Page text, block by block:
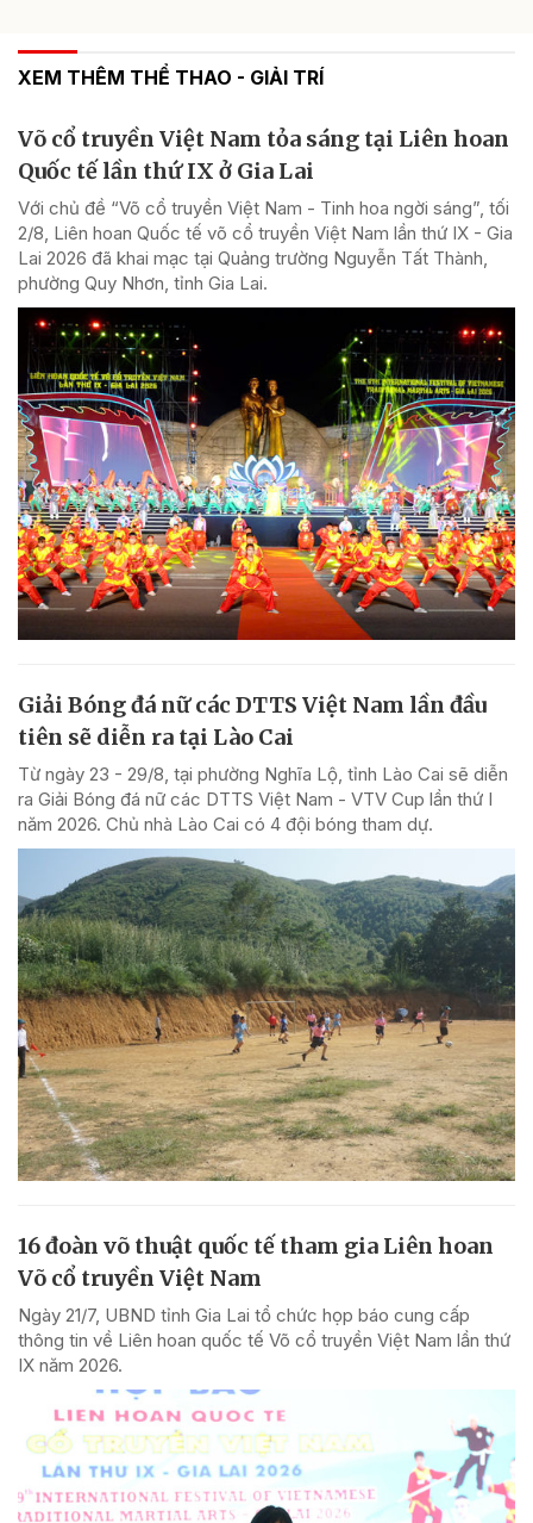
XEM THÊM THỂ THAO - GIẢI TRÍ
Võ cổ truyền Việt Nam tỏa sáng tại Liên hoan
Quốc tế lần thứ IX ở Gia Lai
Với chủ đề “Võ cổ truyền Việt Nam - Tinh hoa ngời sáng”, tối
2/8, Liên hoan Quốc tế võ cổ truyền Việt Nam lần thứ IX - Gia
Lai 2026 đã khai mạc tại Quảng trường Nguyễn Tất Thành,
phường Quy Nhơn, tỉnh Gia Lai.
Giải Bóng đá nữ các DTTS Việt Nam lần đầu
tiên sẽ diễn ra tại Lào Cai
Từ ngày 23 - 29/8, tại phường Nghĩa Lộ, tỉnh Lào Cai sẽ diễn
ra Giải Bóng đá nữ các DTTS Việt Nam - VTV Cup lần thứ I
năm 2026. Chủ nhà Lào Cai có 4 đội bóng tham dự.
16 đoàn võ thuật quốc tế tham gia Liên hoan
Võ cổ truyền Việt Nam
Ngày 21/7, UBND tỉnh Gia Lai tổ chức họp báo cung cấp
thông tin về Liên hoan quốc tế Võ cổ truyền Việt Nam lần thứ
IX năm 2026.